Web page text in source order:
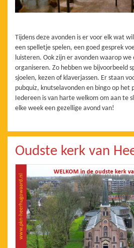
Tijdens deze avonden is er voor elk wat
een spelletje spelen, een goed gesprek
luisteren. Ook zijn er avonden waarop
organiseren. Zo hebben we bijvoorbeeld
sjoelen, kezen of klaverjassen. Er staan
pubquiz, knutselavonden en bingo op het
Iedereen is van harte welkom om aan te
elke week een gezellige avond van!
Oudste kerk van